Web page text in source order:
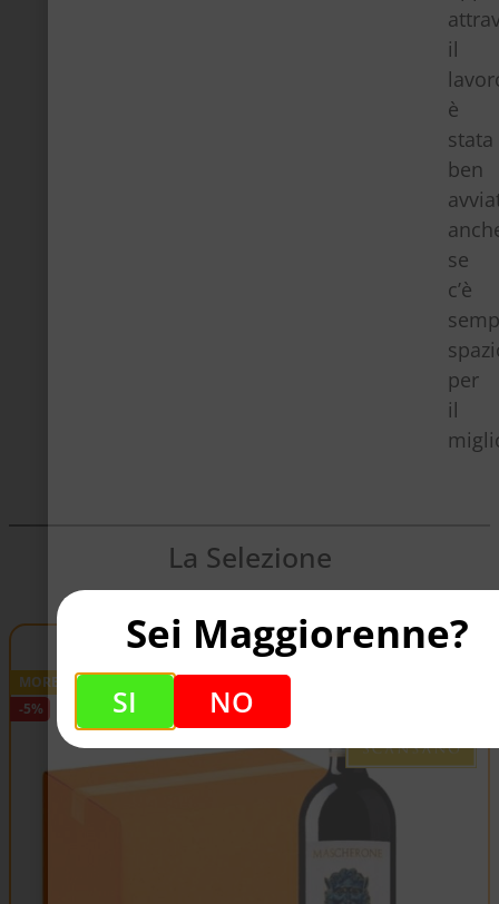
il
è
stata
ben
se
c’è
per
il
La Selezione
MORELLINO DI SCANSANO DOCG
-5%
Sei Maggiorenne?
SI NO